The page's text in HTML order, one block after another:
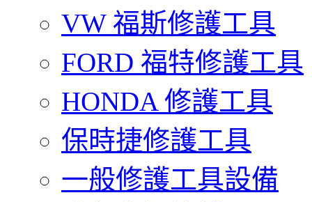
VW 福斯修護工具
FORD 福特修護工具
HONDA 修護工具
保時捷修護工具
一般修護工具設備